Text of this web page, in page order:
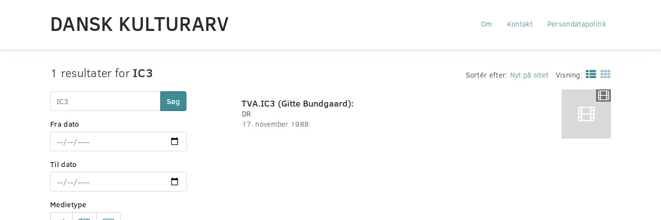
DANSK KULTURARV Om Kontakt Persondatapolitik
1 resultater for IC3
Søg
Fra dato
Til dato
Medietype
Sortér efter: Nyt på sitet Visning:
TVA.IC3 (Gitte Bundgaard):
DR
17. november 1988